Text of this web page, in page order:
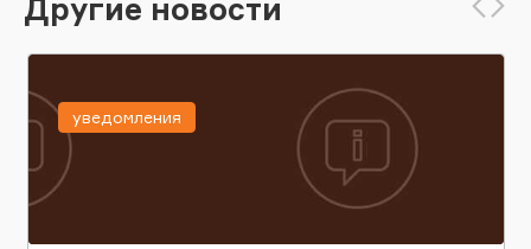
Другие новости
уведомления